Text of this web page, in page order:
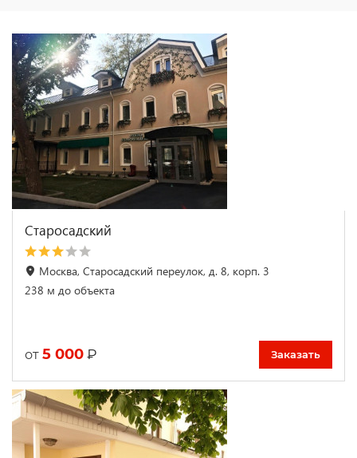
Старосадский
Москва, Старосадский переулок, д. 8, корп. 3
238 м до объекта
от 5 000 ₽ Заказать